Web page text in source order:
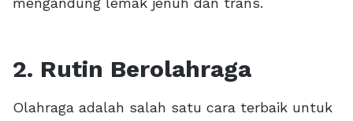
2. Rutin Berolahraga
Olahraga adalah salah satu cara terbaik untuk